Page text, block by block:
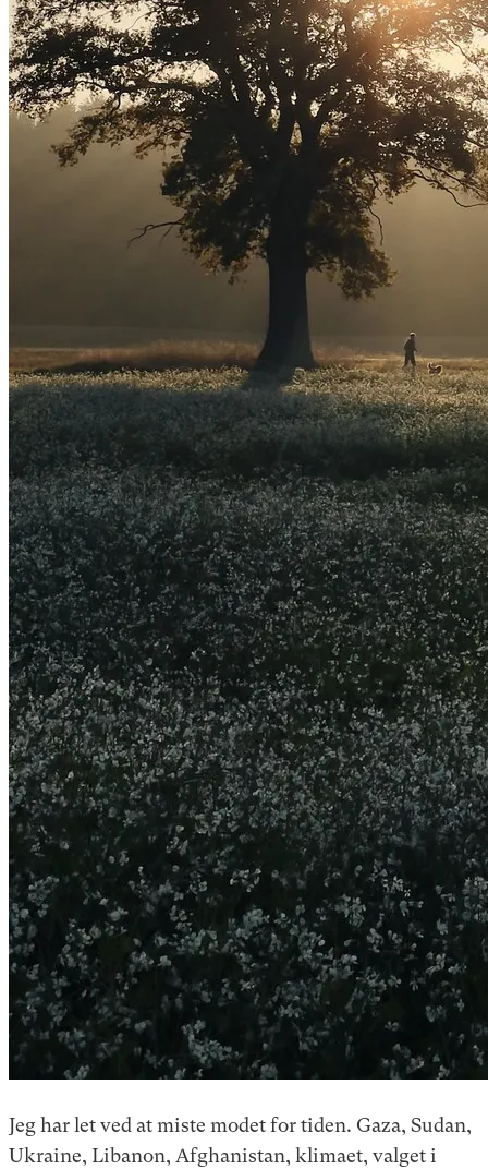
Jeg har let ved at miste modet for tiden. Gaza, Sudan,
Ukraine, Libanon, Afghanistan, klimaet, valget i